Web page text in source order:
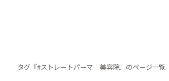
タグ『#ストレートパーマ 美容院』のページ一覧